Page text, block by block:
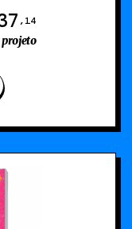
,14
projeto